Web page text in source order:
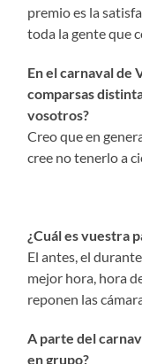
premio es la
toda la gente que
En el carnaval de
comparsas
vosotros?
Creo que en
cree no tenerlo a
¿Cuál es vuestra
El antes, el
mejor hora, hora
reponen las
A parte del
en grupo?